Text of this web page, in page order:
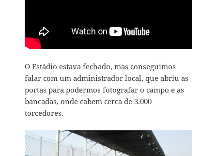
O Estádio estava fechado, mas conseguimos
falar com um administrador local, que abriu as
portas para podermos fotografar o campo e as
bancadas, onde cabem cerca de 3.000
torcedores.